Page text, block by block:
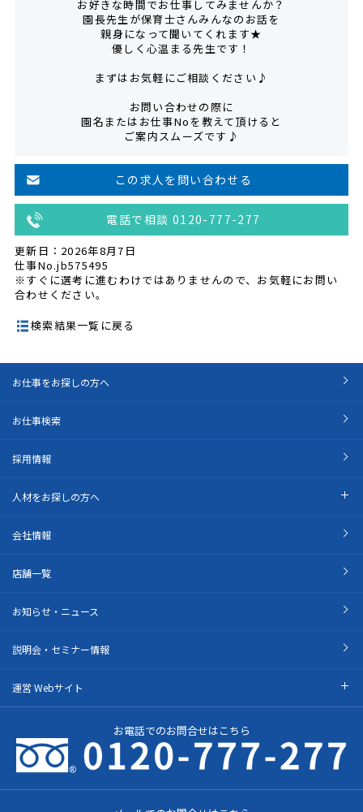
お好きな時間でお仕事してみませんか？
園長先生が保育士さんみんなのお話を
親身になって聞いてくれます★
優しく心温まる先生です！
まずはお気軽にご相談ください♪
お問い合わせの際に
園名またはお仕事Noを教えて頂けると
ご案内スムーズです♪
この求人を問い合わせる
電話で相談 0120-777-277
更新日：2026年8月7日
仕事No.jb575495
※すぐに選考に進むわけではありませんので、お気軽にお問い
合わせください。
検索結果一覧に戻る
お仕事をお探しの方へ
お仕事検索
採用情報
人材をお探しの方へ
会社情報
店舗一覧
お知らせ・ニュース
説明会・セミナー情報
運営 Webサイト
お電話でのお問合せはこちら